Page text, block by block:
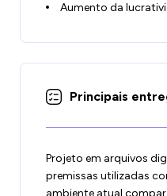
Aumento da
Principais
Projeto em arquivos
premissas utilizadas
ambiente atual